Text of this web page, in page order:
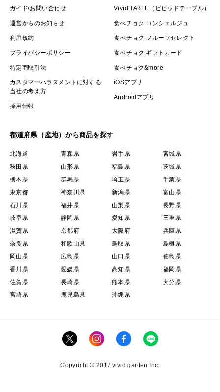
ガイド/お問い合わせ
運営からのお知らせ
利用規約
プライバシーポリシー
特定商取引法
カスタマーハラスメントに対する
当社の考え方
採用情報
Vivid TABLE（ビビッドテーブル）
食べチョク コンシェルジュ
食べチョク フルーツセレクト
食べチョク ギフトカード
食べチョク&more
iOSアプリ
Androidアプリ
都道府県（産地）から商品を探す
北海道 青森県 岩手県
宮城県
秋田県
山形県 福島県
茨城県
栃木県
群馬県 埼玉県
千葉県
東京都
神奈川県 新潟県
富山県
石川県
福井県 山梨県
長野県
岐阜県
静岡県 愛知県
三重県
滋賀県
京都府 大阪府
兵庫県
奈良県
和歌山県 鳥取県
島根県
岡山県
広島県 山口県
徳島県
香川県
愛媛県 高知県
福岡県
佐賀県
長崎県 熊本県
大分県
宮崎県
鹿児島県 沖縄県
Copyright © 2017 vivid garden Inc.